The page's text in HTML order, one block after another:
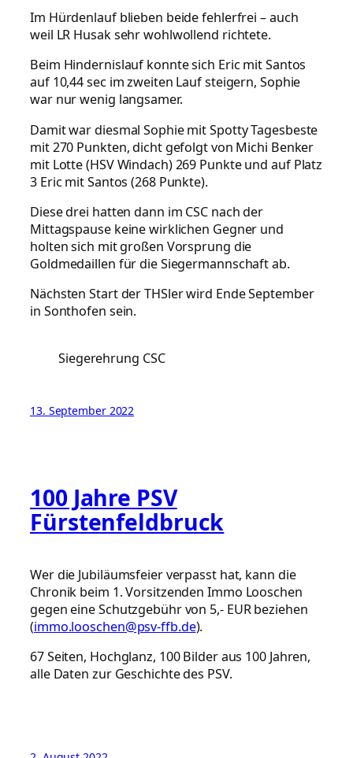
Im Hürdenlauf blieben beide fehlerfrei – auch
weil LR Husak sehr wohlwollend richtete.
Beim Hindernislauf konnte sich Eric mit Santos
auf 10,44 sec im zweiten Lauf steigern, Sophie
war nur wenig langsamer.
Damit war diesmal Sophie mit Spotty Tagesbeste
mit 270 Punkten, dicht gefolgt von Michi Benker
mit Lotte (HSV Windach) 269 Punkte und auf Platz
3 Eric mit Santos (268 Punkte).
Diese drei hatten dann im CSC nach der
Mittagspause keine wirklichen Gegner und
holten sich mit großen Vorsprung die
Goldmedaillen für die Siegermannschaft ab.
Nächsten Start der THSler wird Ende September
in Sonthofen sein.
Siegerehrung CSC
13. September 2022
100 Jahre PSV
Fürstenfeldbruck
Wer die Jubiläumsfeier verpasst hat, kann die
Chronik beim 1. Vorsitzenden Immo Looschen
gegen eine Schutzgebühr von 5,- EUR beziehen
(immo.looschen@psv-ffb.de).
67 Seiten, Hochglanz, 100 Bilder aus 100 Jahren,
alle Daten zur Geschichte des PSV.